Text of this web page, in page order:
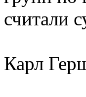
считали
Карл